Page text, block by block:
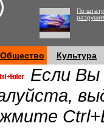
По
Общество Культура
Если Вы